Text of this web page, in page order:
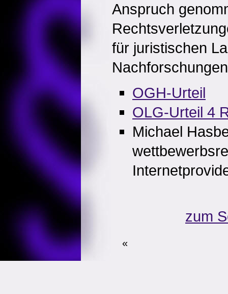
Anspruch
für juristischen
OGH-Urteil
OLG-Urteil 4
Michael
zum
«